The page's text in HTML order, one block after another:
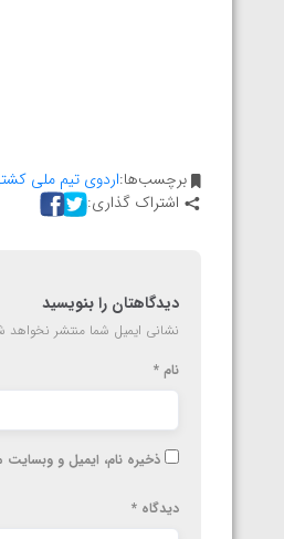
برچسب‌ها:اردوی تیم ملی
اشتراک گذاری:
دیدگاهتان را بنویسید
نشانی ایمیل شما منتشر نخواهد
نام *
ذخیره نام، ایمیل و
دیدگاه *